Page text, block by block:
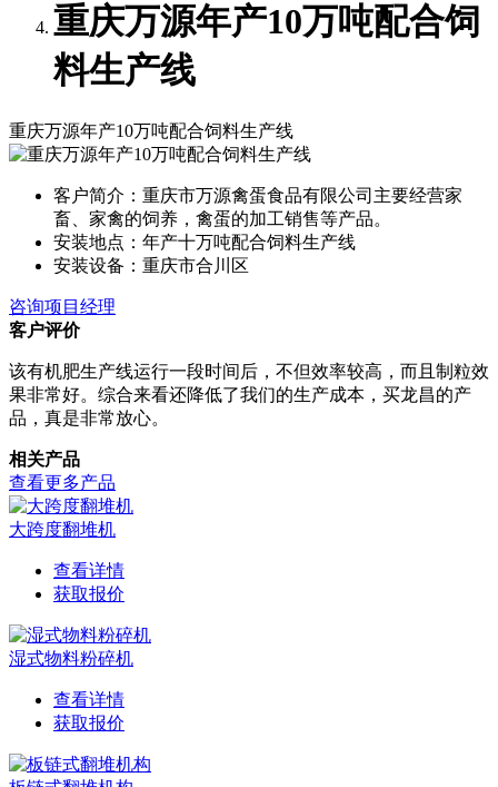
重庆万源年产10万吨配合饲
料生产线
重庆万源年产10万吨配合饲料生产线
客户简介： 重庆市万源禽蛋食品有限公司主要经营家
畜、家禽的饲养，禽蛋的加工销售等产品。
安装地点： 年产十万吨配合饲料生产线
安装设备： 重庆市合川区
咨询项目经理
客户评价
该有机肥生产线运行一段时间后，不但效率较高，而且制粒效
果非常好。综合来看还降低了我们的生产成本，买龙昌的产
品，真是非常放心。
相关产品
查看更多产品
大跨度翻堆机
查看详情
获取报价
湿式物料粉碎机
查看详情
获取报价